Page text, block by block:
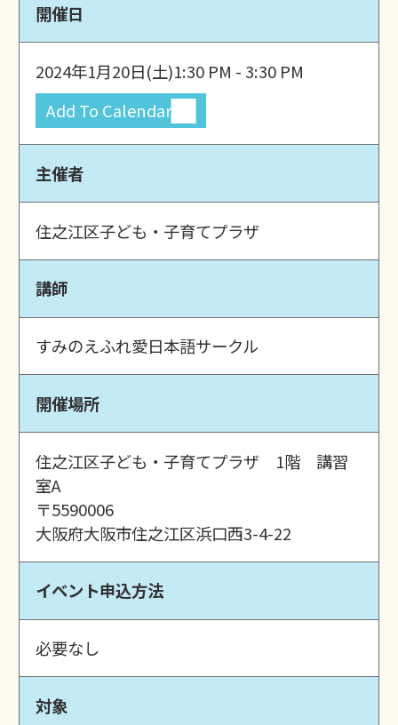
開催日
2024年1月20日(土)1:30 PM - 3:30 PM
Add To Calendar
主催者
住之江区子ども・子育てプラザ
講師
すみのえふれ愛日本語サークル
開催場所
住之江区子ども・子育てプラザ 1階 講習
室A
〒5590006
大阪府大阪市住之江区浜口西3-4-22
イベント申込方法
必要なし
対象